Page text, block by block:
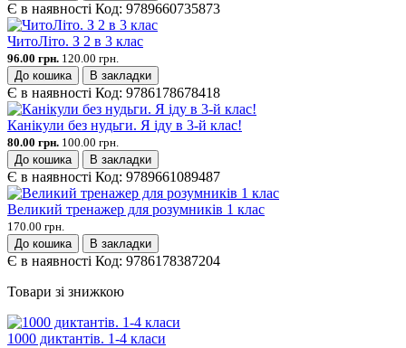
Є в наявності Код: 9789660735873
ЧитоЛіто. З 2 в 3 клас
96.00 грн. 120.00 грн.
До кошика
В закладки
Є в наявності Код: 9786178678418
Канікули без нудьги. Я іду в 3-й клас!
80.00 грн. 100.00 грн.
До кошика
В закладки
Є в наявності Код: 9789661089487
Великий тренажер для розумників 1 клас
170.00 грн.
До кошика
В закладки
Є в наявності Код: 9786178387204
Товари зі знижкою
1000 диктантів. 1-4 класи